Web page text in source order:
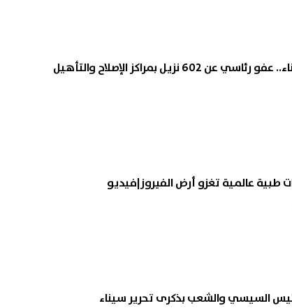
نزيل بمراكز الإصلاح والتأهيل
طبية عالمية تغزو أرض الفيروز|فيديو
السيسي والشعب بذكرى تحرير سيناء